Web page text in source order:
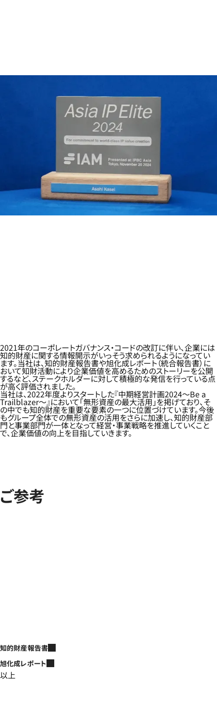
2021年のコーポレートガバナンス・コードの改訂に伴い、企業には
知的財産に関する情報開示がいっそう求められるようになってい
ます。当社は、知的財産報告書や旭化成レポート（統合報告書）に
おいて知財活動により企業価値を高めるためのストーリーを公開
するなど、ステークホルダーに対して積極的な発信を行っている点
が高く評価されました。
当社は、2022年度よりスタートした『中期経営計画2024～Be a
Trailblazer～』において「無形資産の最大活用」を掲げており、そ
の中でも知的財産を重要な要素の一つに位置づけています。今後
もグループ全体での無形資産の活用をさらに加速し、知的財産部
門と事業部門が一体となって経営・事業戦略を推進していくこと
で、企業価値の向上を目指していきます。
ご参考
知的財産報告書
旭化成レポート
以上